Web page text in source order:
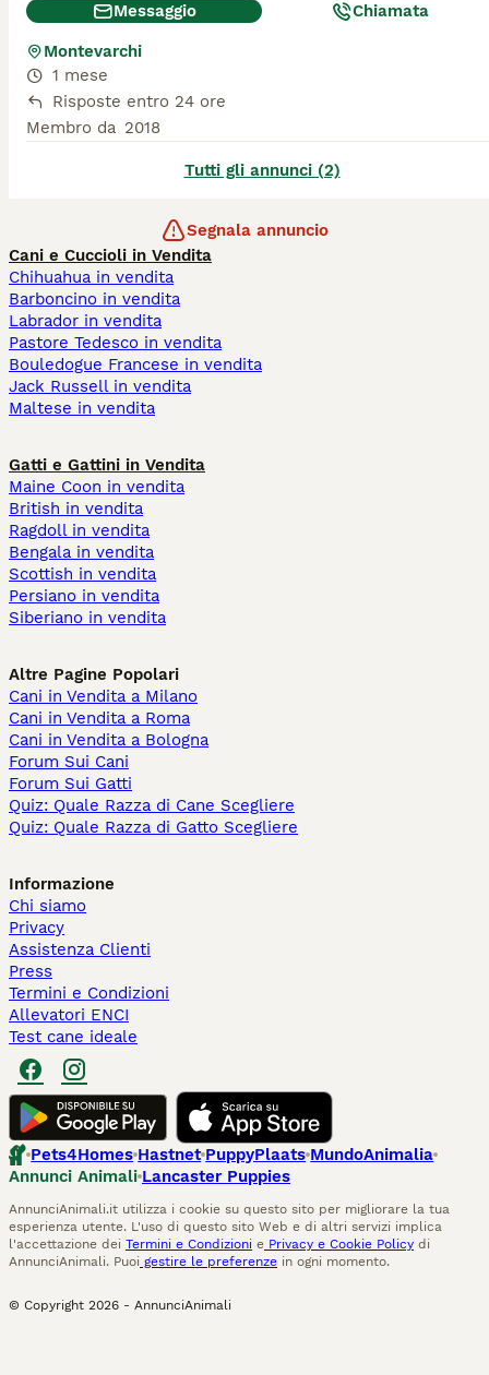
Messaggio Chiamata
Montevarchi
1 mese
Risposte entro 24 ore
Membro da 2018
Tutti gli annunci (2)
Segnala annuncio
Cani e Cuccioli in Vendita
Chihuahua in vendita
Barboncino in vendita
Labrador in vendita
Pastore Tedesco in vendita
Bouledogue Francese in vendita
Jack Russell in vendita
Maltese in vendita
Gatti e Gattini in Vendita
Maine Coon in vendita
British in vendita
Ragdoll in vendita
Bengala in vendita
Scottish in vendita
Persiano in vendita
Siberiano in vendita
Altre Pagine Popolari
Cani in Vendita a Milano
Cani in Vendita a Roma
Cani in Vendita a Bologna
Forum Sui Cani
Forum Sui Gatti
Quiz: Quale Razza di Cane Scegliere
Quiz: Quale Razza di Gatto Scegliere
Informazione
Chi siamo
Privacy
Assistenza Clienti
Press
Termini e Condizioni
Allevatori ENCI
Test cane ideale
Pets4Homes Hastnet PuppyPlaats MundoAnimalia
Annunci Animali Lancaster Puppies
AnnunciAnimali.it utilizza i cookie su questo sito per migliorare la tua
esperienza utente. L'uso di questo sito Web e di altri servizi implica
l'accettazione dei Termini e Condizioni e Privacy e Cookie Policy di
AnnunciAnimali. Puoi gestire le preferenze in ogni momento.
© Copyright 2026 - AnnunciAnimali